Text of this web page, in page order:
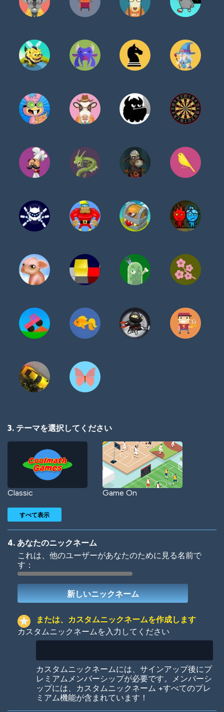
3. テーマを選択してください
Classic Game On
Woof
Colorful
すべて表示
4. あなたのニックネーム
これは、他のユーザーがあなたのために見る名前で
す：
または、カスタムニックネームを作成します
カスタムニックネームを入力してください
カスタムニックネームには、サインアップ後にプ
レミアムメンバーシップが必要です。メンバーシ
ップには、カスタムニックネーム +すべてのプレ
ミアム機能が含まれています！